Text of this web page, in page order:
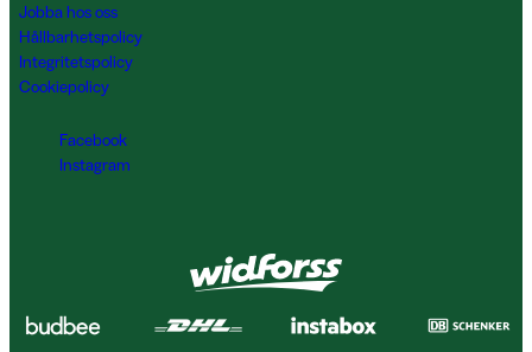
Jobba hos oss
Hållbarhetspolicy
Integritetspolicy
Cookiepolicy
Facebook
Instagram